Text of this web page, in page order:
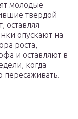
молодые
твердой
оставляя
опускают на
роста,
и оставляют в
когда
пересаживать.